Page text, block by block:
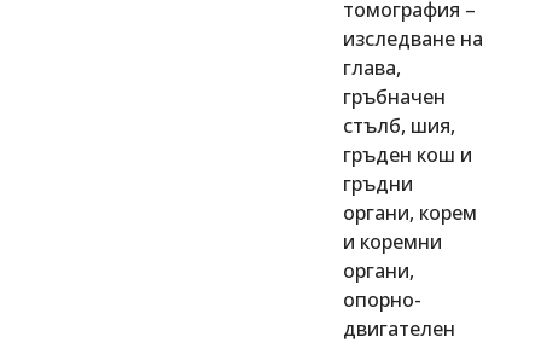
томография –
изследване на
глава,
гръбначен
стълб, шия,
гръден кош и
гръдни
органи, корем
и коремни
органи,
опорно-
двигателен